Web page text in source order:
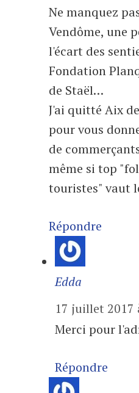
Ne manquez
Vendôme, une
l'écart des
Fondation
de Staël…
J'ai quitté Aix
pour vous
de
même si top
touristes" vaut
Répondre
Edda
17 juillet 2017
Merci pour
Répondre